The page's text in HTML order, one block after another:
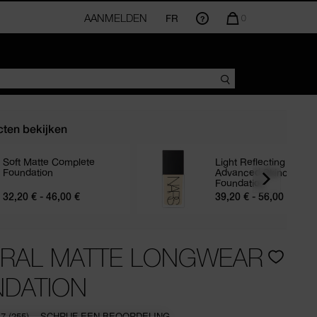
AANMELDEN FR
AANTAL
0
bekijken
Soft Matte Complete
Foundation
32,20 € - 46,00 €
Light Reflecting
Advanced Skincare
Foundation
39,20 € - 56,00 €
MATTE LONGWEAR